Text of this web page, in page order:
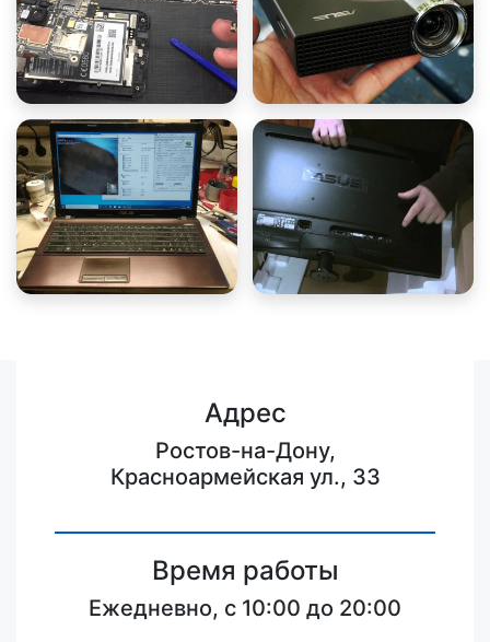
Адрес
Ростов-на-Дону,
Красноармейская ул., 33
Время работы
Ежедневно, с 10:00 до 20:00